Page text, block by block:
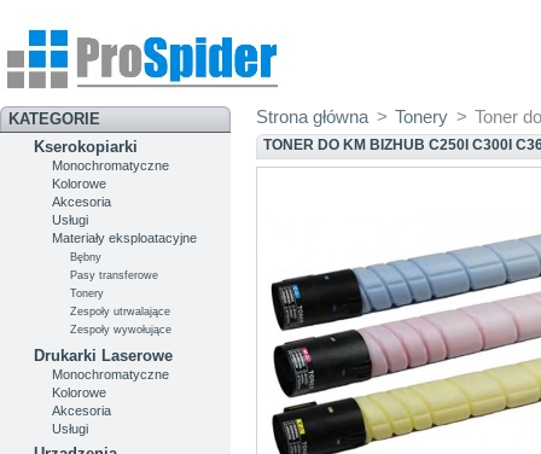
KATEGORIE
Kserokopiarki
Monochromatyczne
Kolorowe
Akcesoria
Usługi
Materiały eksploatacyjne
Bębny
Pasy transferowe
Tonery
Zespoły utrwalające
Zespoły wywołujące
Drukarki Laserowe
Monochromatyczne
Kolorowe
Akcesoria
Usługi
Strona główna > Tonery > Toner
TONER DO KM BIZHUB C250I C300I